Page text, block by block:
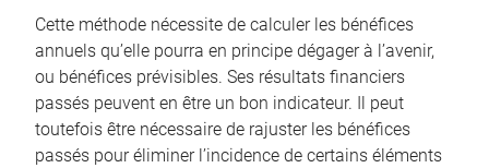
Cette méthode nécessite de calculer les bénéfices
annuels qu’elle pourra en principe dégager à l’avenir,
ou bénéfices prévisibles. Ses résultats financiers
passés peuvent en être un bon indicateur. Il peut
toutefois être nécessaire de rajuster les bénéfices
passés pour éliminer l’incidence de certains éléments